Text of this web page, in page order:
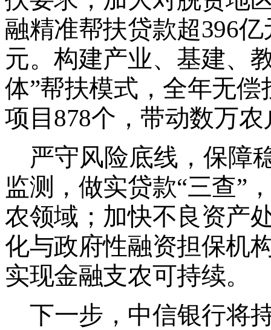
融精准帮扶贷款超396亿
元。构建产业、基建、
体”帮扶模式，全年无
项目 878个，带动数万农
严守风险底线，保障
监测，做实贷款“三查”
农领域；加快不良资产
化与政府性融资担保机
实现金融支农可持续。
下一步，中信银行将